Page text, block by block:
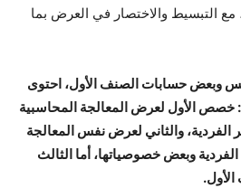
التبسيط والاختصار في العرض بما
وبعض حسابات الصنف الأول، احتوى
خصص الأول لعرض المعالجة المحاسبية
والثاني لعرض نفس المعالجة
وبعض خصوصياتها، أما الثالث